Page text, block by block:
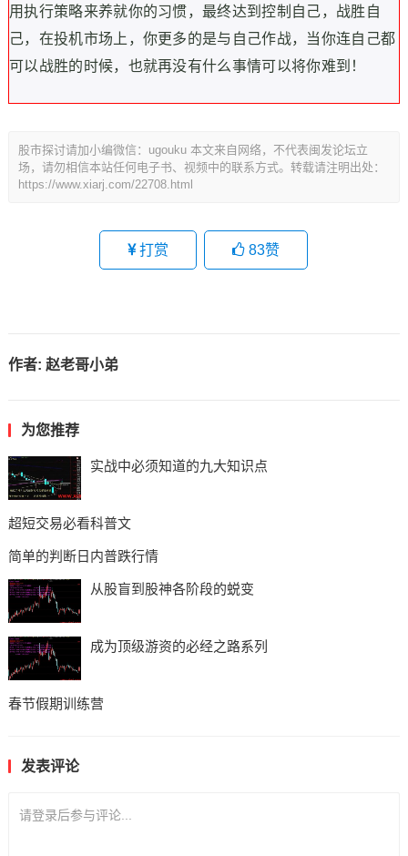
用执行策略来养就你的习惯，最终达到控制自己，战胜自
己，在投机市场上，你更多的是与自己作战，当你连自己都
可以战胜的时候，也就再没有什么事情可以将你难到！
股市探讨请加小编微信：ugouku 本文来自网络，不代表闽发论坛立
场，请勿相信本站任何电子书、视频中的联系方式。转载请注明出处：
https://www.xiarj.com/22708.html
打赏 83赞
作者: 赵老哥小弟
为您推荐
实战中必须知道的九大知识点
超短交易必看科普文
简单的判断日内普跌行情
从股盲到股神各阶段的蜕变
成为顶级游资的必经之路系列
春节假期训练营
发表评论
请登录后参与评论...